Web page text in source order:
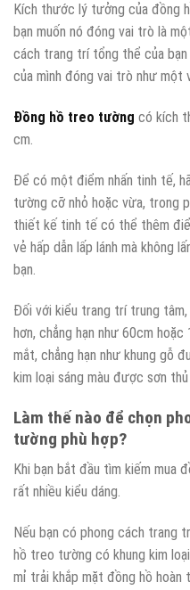
Kích thước lý tưởng của đồng
bạn muốn nó đóng vai trò là
cách trang trí tổng thể của
của mình đóng vai trò như
Đồng hồ treo tường có kích
cm.
Để có một điểm nhấn tinh tế,
tường cỡ nhỏ hoặc vừa, trong
thiết kế tinh tế có thể thêm
vẻ hấp dẫn lấp lánh mà không
bạn.
Đối với kiểu trang trí trung
hơn, chẳng hạn như 60cm
mắt, chẳng hạn như khung gỗ
kim loại sáng màu được sơn
Làm thế nào để chọn
tường phù hợp?
Khi bạn bắt đầu tìm kiếm mua
rất nhiều kiểu dáng.
Nếu bạn có phong cách trang
hồ treo tường có khung kim
mỉ trải khắp mặt đồng hồ